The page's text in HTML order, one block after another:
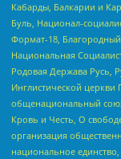
Кабарды, Балкарии и
Буль, Национал-
Формат-18,
Национальная
Родовая Держава Русь,
Инглистической церкви
общенациональный
Кровь и Честь, О
организация
национальное